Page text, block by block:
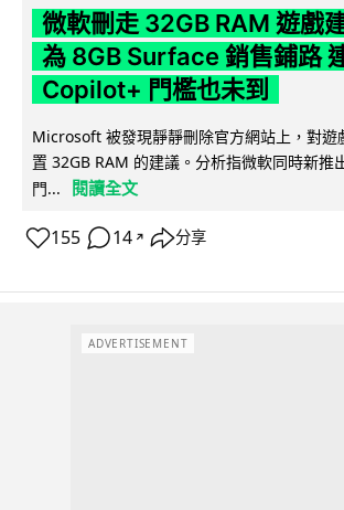
微軟刪走 32GB RAM 遊戲
為 8GB Surface 銷售鋪路
Copilot+ 門檻也未到
Microsoft 被發現靜靜刪除官方網站上，對遊
置 32GB RAM 的建議。分析指微軟同時新推
門...
閱讀全文
155 14 ↗ 分享
ADVERTISEMENT